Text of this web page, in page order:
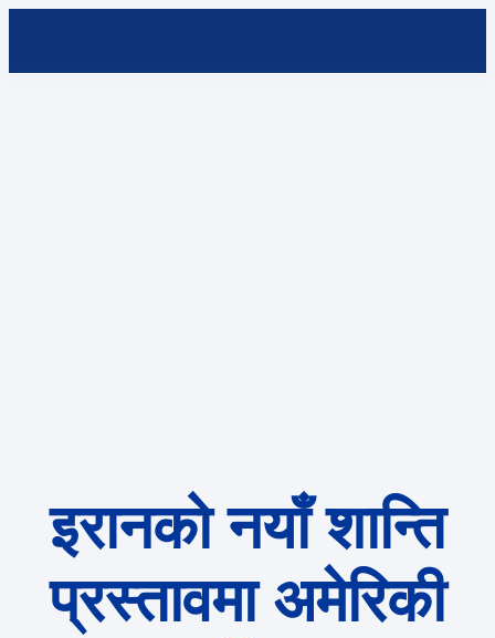
इरानको नयाँ शान्ति
प्रस्तावमा अमेरिकी